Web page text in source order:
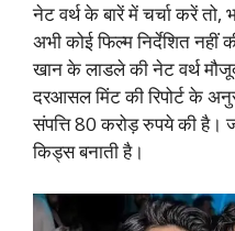
नेट वर्थ के बारें में चर्चा करें
अभी कोई फिल्म निर्देशित
खान के लाडले की नेट वर्थ
दरआसल मिंट की रिपोर्ट के
संपत्ति 80 करोड़ रुपये की है।
किड्स बनाती है।